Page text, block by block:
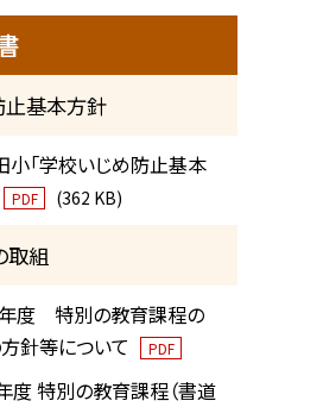
止基本方針
小「学校いじめ防止基本
PDF (362 KB)
取組
度 特別の教育課程の
針等について
PDF
度 特別の教育課程（書道